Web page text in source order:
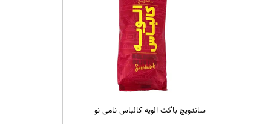
ساندویچ باگت الویه کالباس نامی نو